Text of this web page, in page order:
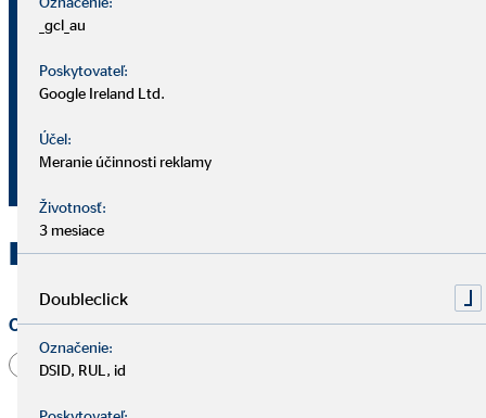
926 01 Sereď
0918 973 236
laczuzana@ovbmail.eu
Kontaktujte OVB Sereď
Oslovenie
Pán
_gcl_au
Poskytovateľ:
Google Ireland Ltd.
Účel:
Meranie účinnosti reklamy
Životnosť:
3 mesiace
Doubleclick
Označenie:
DSID, RUL, id